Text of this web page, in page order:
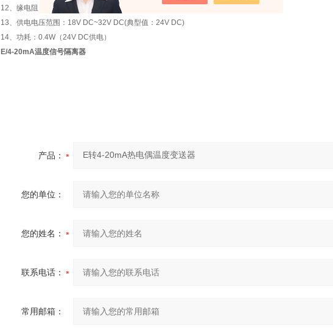
12、缘电阻：≥100MΩ（输入/输出/电源之间）
13、供电电压范围：18V DC~32V DC(典型值：24V DC)
14、功耗：0.4W（24V DC供电）
E/4-20mA温度信号隔离器
产品：
您的单位：
您的姓名：
联系电话：
常用邮箱：